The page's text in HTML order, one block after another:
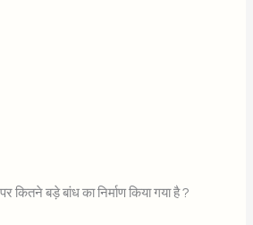
कितने बड़े बांध का निर्माण किया गया है ?